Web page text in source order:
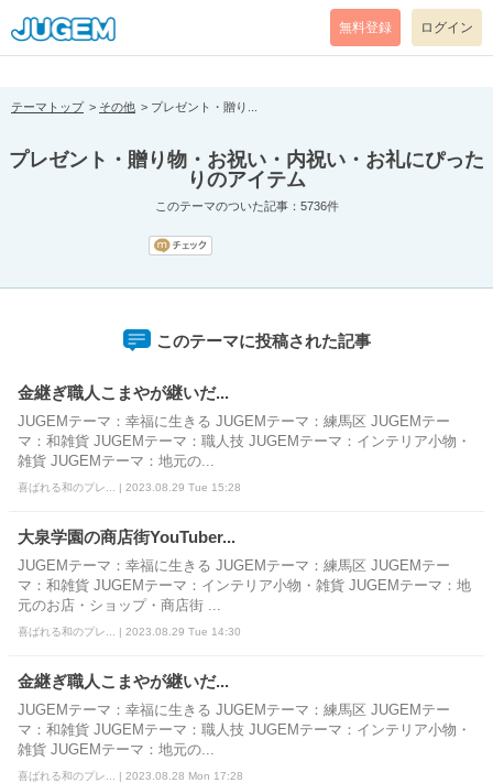
[pear_error: message="Success" code=0 mode=return level=notice
prefix="" info=""]
無料登録 ログイン
テーマトップ その他 プレゼント・贈り...
プレゼント・贈り物・お祝い・内祝い・お礼にぴった
りのアイテム
このテーマのついた記事：5736件
このテーマに投稿された記事
金継ぎ職人こまやが継いだ...
JUGEMテーマ：幸福に生きる JUGEMテーマ：練馬区 JUGEMテー
マ：和雑貨 JUGEMテーマ：職人技 JUGEMテーマ：インテリア小物・
雑貨 JUGEMテーマ：地元の...
喜ばれる和のプレ... | 2023.08.29 Tue 15:28
大泉学園の商店街YouTuber...
JUGEMテーマ：幸福に生きる JUGEMテーマ：練馬区 JUGEMテー
マ：和雑貨 JUGEMテーマ：インテリア小物・雑貨 JUGEMテーマ：地
元のお店・ショップ・商店街 ...
喜ばれる和のプレ... | 2023.08.29 Tue 14:30
金継ぎ職人こまやが継いだ...
JUGEMテーマ：幸福に生きる JUGEMテーマ：練馬区 JUGEMテー
マ：和雑貨 JUGEMテーマ：職人技 JUGEMテーマ：インテリア小物・
雑貨 JUGEMテーマ：地元の...
喜ばれる和のプレ... | 2023.08.28 Mon 17:28